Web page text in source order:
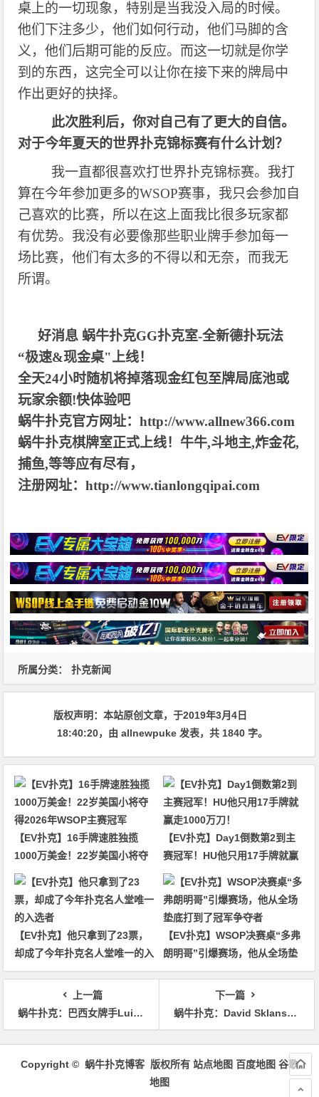
桌上的一切现象，特别是当我没入局的时候。
他们下注多少，他们如何行动，他们马脚的含
义，他们后期可能的反应。而这一切就是你学
到的东西，这完全可以让你在接下来的牌局中
作出更好的抉择。
此次胜利后，你对自己有了更大的自信。
对于今年夏天的世界扑克锦标赛有什么计划？
我一直都很喜欢打世界扑克锦标赛。我打
算在今年参加更多的WSOP赛事，我只会参加自
己喜欢的比赛，所以在这上面我比很多玩家都
有优势。我没有必要像那些职业牌手参加每一
场比赛，他们有太多的不得以和无奈，而我无
所谓。
好消息 蜗牛扑克GG扑克室-全新德扑玩法
“极速&现金桌"上线！
全天24小时随机将掉落现金红包至牌局底池或
玩家余额!快体验吧
蜗牛扑克官方网址：http://www.allnew366.com
蜗牛扑克棋牌室正式上线！牛牛,斗地主,炸金花,
捕鱼,等等应有尽有，
注册网址：http://www.tianlongqipai.com
所属分类： 扑克新闻
版权声明：本站原创文章，于2019年3月4日
18:40:20，由allnewpuke 发表，共 1840 字。
【EV扑克】16手牌速胜独揽
1000万美金！22岁美国小将夺
得2026年WSOP主赛冠军
【EV扑克】Day1倒数第2到主
赛冠军！HU他只用17手牌就赢
走1000万刀！
【EV扑克】他只拿到了23票，
却成了今年扑克名人堂唯一的入
选者
【EV扑克】WSOP决赛桌“多弗
朗明哥”引爆赛场，他从全场垫
底打到了冠军争夺者
上一篇
蜗牛扑克：巴西女牌手Luiza Simao独家采访录
下一篇
蜗牛扑克：​David Sklansky：底牌牌力与你的下注尺度
文
Copyright © 蜗牛扑克博客 版权所有 站点地图 百度地图 谷歌
地图